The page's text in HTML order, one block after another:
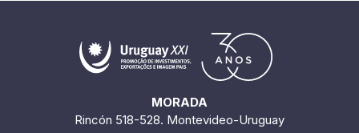
MORADA
Rincón 518-528. Montevideo-Uruguay